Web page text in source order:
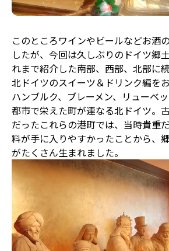
このところワインやビールなどお酒
したが、今回は久しぶりのドイツ郷
れまで紹介した南部、西部、北部に
北ドイツのスイーツ＆ドリンク編をお
ハンブルク、ブレーメン、リューベ
都市で栄えた町が連なる北ドイツ。
だったこれらの港町では、当時貴重
料が手に入りやすかったことから、
がたくさん生まれました。